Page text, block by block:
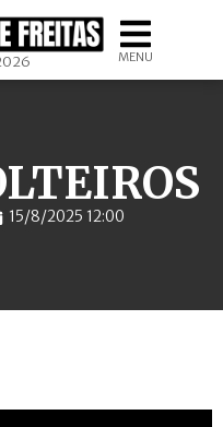
MENU
15/8/2025 12:00